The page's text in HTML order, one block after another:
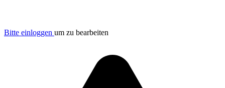
Bitte einloggen um zu bearbeiten